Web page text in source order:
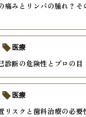
痛みとリンパの腫れ？そ
診断の危険性とプロの目
医療
リスクと歯科治療の必要
医療